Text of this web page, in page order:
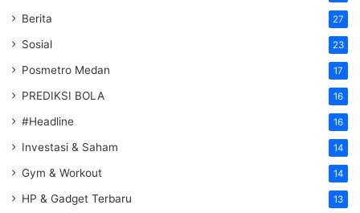
Berita 27
Sosial 23
Posmetro Medan 17
PREDIKSI BOLA 16
#Headline 16
Investasi & Saham 14
Gym & Workout 14
HP & Gadget Terbaru 13